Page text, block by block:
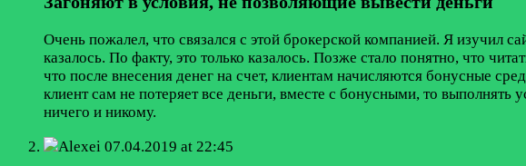
Очень пожалел, что связался с этой брокерской компанией. Я изучил
казалось. По факту, это только казалось. Позже стало понятно, что
что после внесения денег на счет, клиентам начисляются бонусные
клиент сам не потеряет все деньги, вместе с бонусными, то выполнять
ничего и никому.
Alexei 07.04.2019 at 22:45